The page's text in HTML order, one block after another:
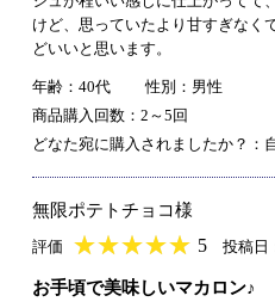
けど、思っていたより甘すぎなく
どいいと思います。
年齢：40代
性別：男性
商品購入回数：2～5回
どなた宛に購入されましたか？：
無限ポテトチョコ様
評価 ★★★★★
★★★★★ 5 投稿日
お手頃で美味しいマカロン♪